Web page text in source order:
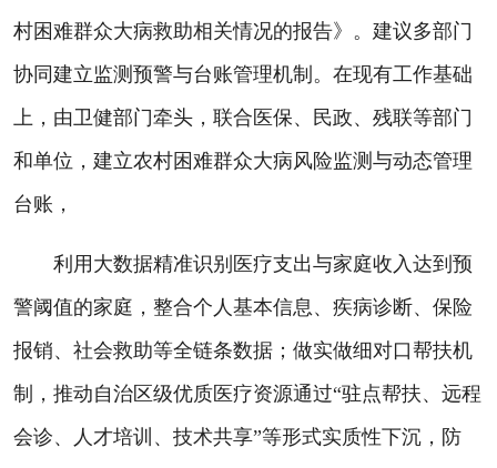
村困难群众大病救助相关情况的报告》。建议多部门
协同建立监测预警与台账管理机制。在现有工作基础
上，由卫健部门牵头，联合医保、民政、残联等部门
和单位，建立农村困难群众大病风险监测与动态管理
台账，
利用大数据精准识别医疗支出与家庭收入达到预
警阈值的家庭，整合个人基本信息、疾病诊断、保险
报销、社会救助等全链条数据；做实做细对口帮扶机
制，推动自治区级优质医疗资源通过“驻点帮扶、远程
会诊、人才培训、技术共享”等形式实质性下沉，防